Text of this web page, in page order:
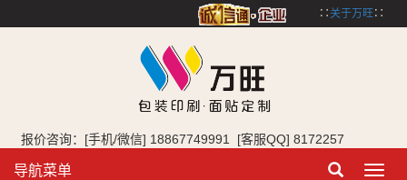
∷ 关于万旺∷
报价咨询：[手机/微信] 18867749991 [客服QQ] 8172257
导航菜单